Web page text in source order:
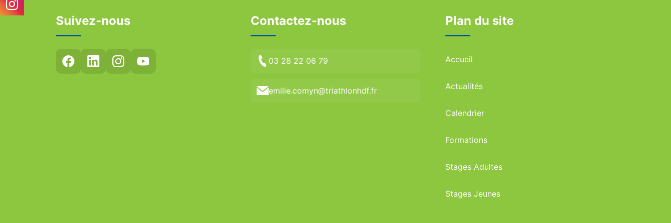
Suivez-nous Contactez-nous
03 28 22 06 79
emilie.comyn@triathlonhdf.fr
Plan du site
Accueil
Actualités
Calendrier
Formations
Stages Adultes
Stages Jeunes